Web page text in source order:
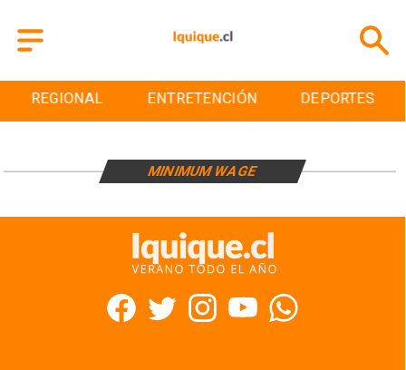
REGIONAL ENTRETENCIÓN DEPORTES
MINIMUM WAGE